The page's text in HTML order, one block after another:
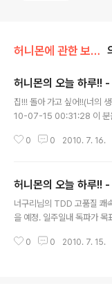
허니몬에 관한 보고서/허니몬의 물병편지
허니몬의 오늘 하루!!
집!!! 돌아 가고 싶어!!(너
10-07-15 00:31:28 이 분
e 뭐 아쉬운대로.... 미투
묘!!! 돈호묘!?(개발자와 부
010-07-15 09:01:17 설득
0 0 2010. 7. 16.
허니몬의 오늘 하루!!
너구리님의 TDD 고품질 쾌
을 예정. 일주일내 독파가
스트 주도 TDD 실천법과
0 0 2010. 7. 15.